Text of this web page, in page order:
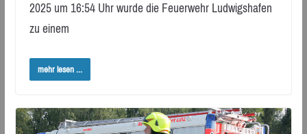
2025 um 16:54 Uhr wurde die Feuerwehr Ludwigshafen
zu einem
mehr lesen ...